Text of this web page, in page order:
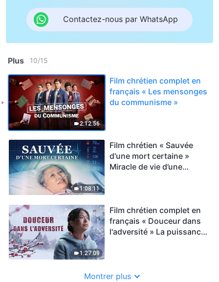
Contactez-nous par WhatsApp
Plus 10/15
2:12:56
Film chrétien complet en
français « Les mensonges
du communisme »
1:08:11
Film chrétien « Sauvée
d'une mort certaine »
Miracle de vie d’une
1:27:09
Film chrétien complet en
français « Douceur dans
l'adversité » La puissance
Montrer plus